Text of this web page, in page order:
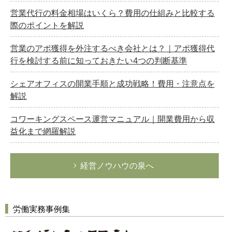
営業代行の料金相場はいくら？費用の仕組みと比較する
際のポイントを解説
営業のアポ獲得を外注するべき会社とは？｜アポ獲得代
行を検討する前に知っておきたい4つの判断基準
シェアオフィスの開業手順と成功戦略！費用・注意点を
解説
コワーキングスペース運営マニュアル｜開業費用から収
益化まで網羅解説
経営ノウハウの泉へ
労働実務事例集